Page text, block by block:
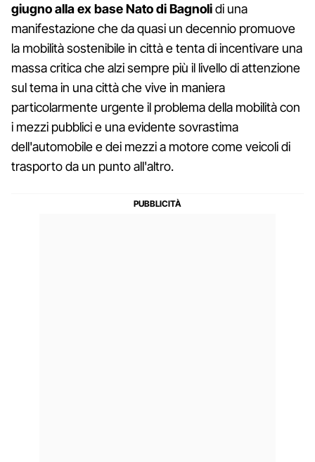
giugno alla ex base Nato di Bagnolidi una
manifestazione che da quasi un decennio promuove
la mobilità sostenibile in città e tenta di incentivare una
massa critica che alzi sempre più il livello di attenzione
sul tema in una città che vive in maniera
particolarmente urgente il problema della mobilità con
i mezzi pubblici e una evidente sovrastima
dell'automobile e dei mezzi a motore come veicoli di
trasporto da un punto all'altro.